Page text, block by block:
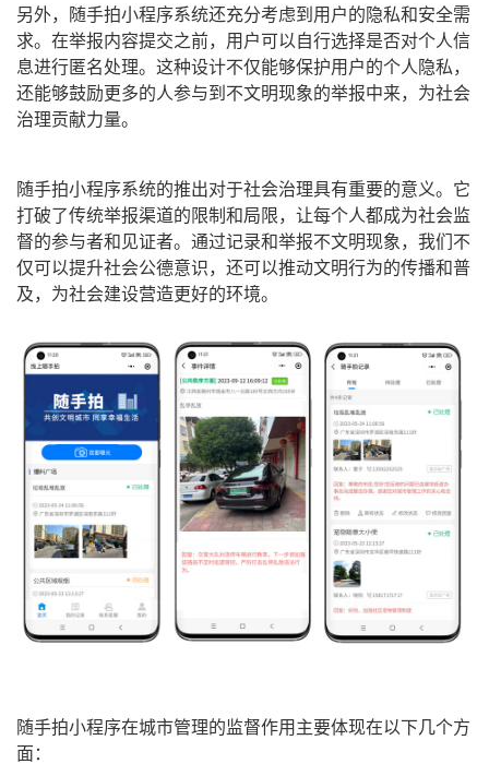
另外，随手拍小程序系统还充分考虑到用户的隐私和安全需
求。在举报内容提交之前，用户可以自行选择是否对个人信
息进行匿名处理。这种设计不仅能够保护用户的个人隐私，
还能够鼓励更多的人参与到不文明现象的举报中来，为社会
治理贡献力量。
随手拍小程序系统的推出对于社会治理具有重要的意义。它
打破了传统举报渠道的限制和局限，让每个人都成为社会监
督的参与者和见证者。通过记录和举报不文明现象，我们不
仅可以提升社会公德意识，还可以推动文明行为的传播和普
及，为社会建设营造更好的环境。
随手拍小程序在城市管理的监督作用主要体现在以下几个方
面：